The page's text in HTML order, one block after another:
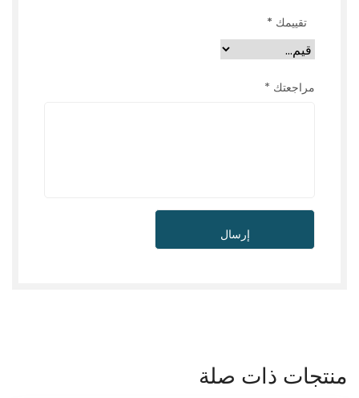
تقييمك *
مراجعتك *
منتجات ذات صلة